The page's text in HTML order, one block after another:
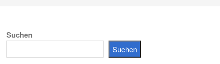
Suchen
Suchen